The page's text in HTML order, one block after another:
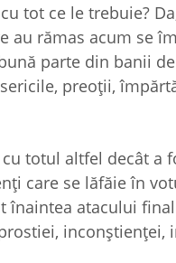
tot ce le trebuie?
au rămas acum se
parte din banii
preoţii,
totul altfel decât a
care se lăfăie în
atacului